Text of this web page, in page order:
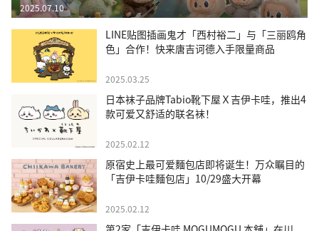
2025.07.10
LINE贴图插画鬼才「西村裕二」与「三丽鸥角
色」合作！快来唐吉诃德入手限量商品
2025.03.25
日本袜子品牌Tabio靴下屋Ｘ吉伊卡哇，推出4
款可爱又舒适的联名袜！
2025.02.12
原宿史上最可爱麵包店即将诞生！万众瞩目的
「吉伊卡哇麵包店」10/29盛大开幕
2025.02.12